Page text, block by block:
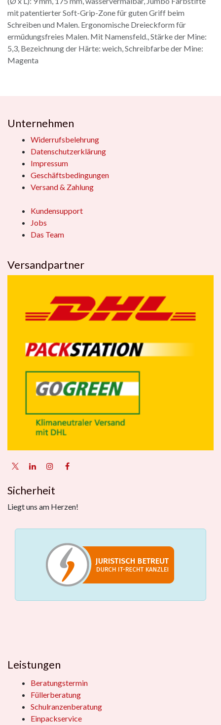
mit patentierter Soft-Grip-Zone für guten Griff beim
Schreiben und Malen. Ergonomische Dreieckform für
ermüdungsfreies Malen. Mit Namensfeld., Stärke der Mine:
5,3, Bezeichnung der Härte: weich, Schreibfarbe der Mine:
Magenta
Unternehmen
Widerrufsbelehrung
Datenschutzerklärung
Impressum
Geschäftsbedingungen
Versand & Zahlung
Kundensupport
Jobs
Das Team
Versandpartner
Sicherheit
Liegt uns am Herzen!
Leistungen
Beratungstermin
Füllerberatung
Schulranzenberatung
Einpackservice